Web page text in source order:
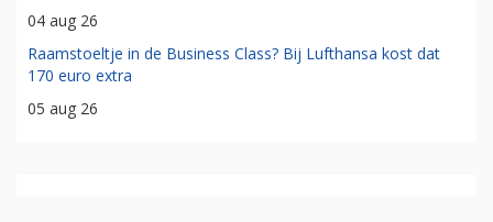
04 aug 26
Raamstoeltje in de Business Class? Bij Lufthansa kost dat
170 euro extra
05 aug 26